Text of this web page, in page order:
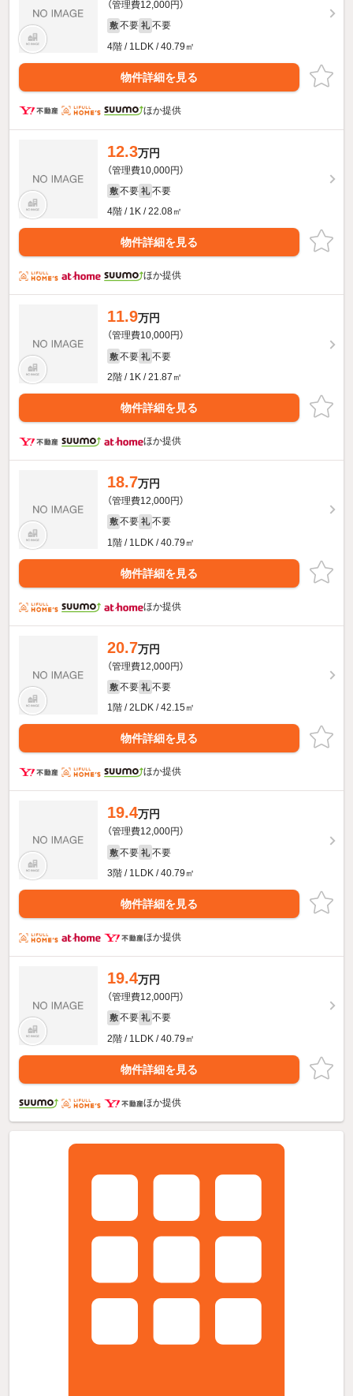
（管理費12,000円）
敷 不要 礼 不要
4階 / 1LDK / 40.79㎡
物件詳細を見る
ほか提供
12.3万円
（管理費10,000円）
敷 不要 礼 不要
4階 / 1K / 22.08㎡
物件詳細を見る
ほか提供
11.9万円
（管理費10,000円）
敷 不要 礼 不要
2階 / 1K / 21.87㎡
物件詳細を見る
ほか提供
18.7万円
（管理費12,000円）
敷 不要 礼 不要
1階 / 1LDK / 40.79㎡
物件詳細を見る
ほか提供
20.7万円
（管理費12,000円）
敷 不要 礼 不要
1階 / 2LDK / 42.15㎡
物件詳細を見る
ほか提供
19.4万円
（管理費12,000円）
敷 不要 礼 不要
3階 / 1LDK / 40.79㎡
物件詳細を見る
ほか提供
19.4万円
（管理費12,000円）
敷 不要 礼 不要
2階 / 1LDK / 40.79㎡
物件詳細を見る
ほか提供